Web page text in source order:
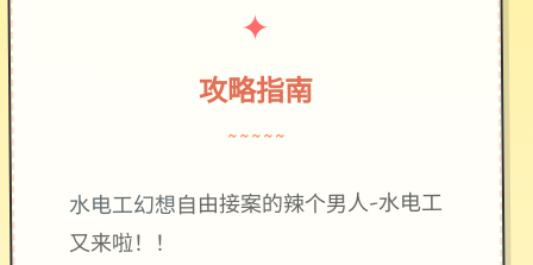
✦
攻略指南
~~~~~
水电工幻想自由接案的辣个男人-水电工
又来啦！！